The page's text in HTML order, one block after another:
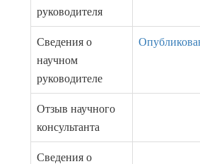
руководителя
Сведения о
научном
руководителе
Отзыв научного
консультанта
Сведения о